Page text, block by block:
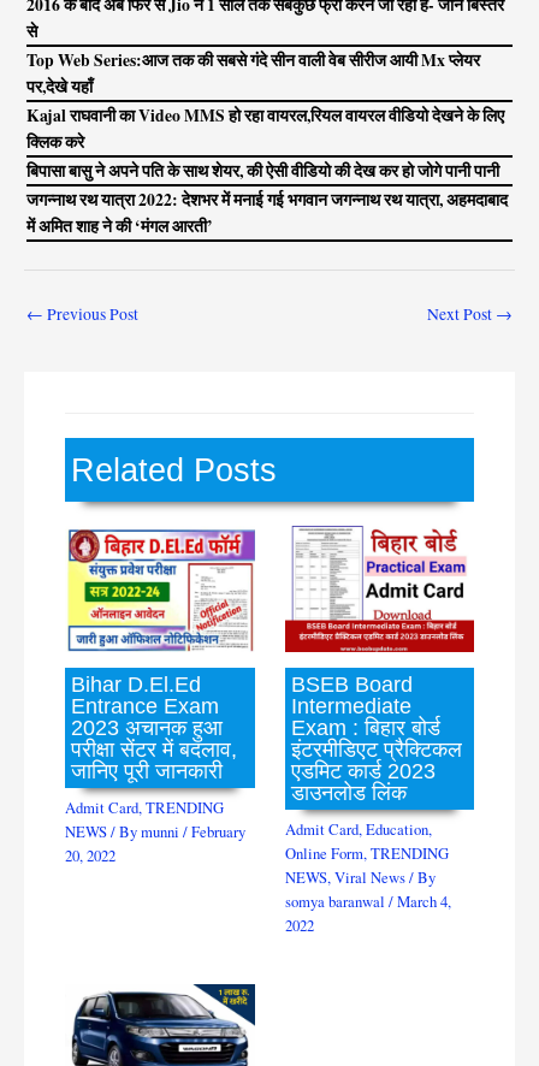
2016 के बाद अब फिर से Jio ने 1 साल तक सबकुछ फ्री करने जा रहा है- जाने बिस्तर
से
Top Web Series:आज तक की सबसे गंदे सीन वाली वेब सीरीज आयी Mx प्लेयर
पर,देखे यहाँ
Kajal राघवानी का Video MMS हो रहा वायरल,रियल वायरल वीडियो देखने के लिए
क्लिक करे
बिपासा बासु ने अपने पति के साथ शेयर, की ऐसी वीडियो की देख कर हो जोगे पानी पानी
जगन्नाथ रथ यात्रा 2022: देशभर में मनाई गई भगवान जगन्नाथ रथ यात्रा, अहमदाबाद
में अमित शाह ने की ‘मंगल आरती’
← Previous Post Next Post →
Related Posts
Bihar D.El.Ed
Entrance Exam
2023 अचानक हुआ
परीक्षा सेंटर में बदलाव,
जानिए पूरी जानकारी
Admit Card,TRENDING
NEWS/ Bymunni/February
20, 2022
BSEB Board
Intermediate
Exam : बिहार बोर्ड
इंटरमीडिएट प्रैक्टिकल
एडमिट कार्ड 2023
डाउनलोड लिंक
Admit Card,Education,
Online Form,TRENDING
NEWS,Viral News/ By
somya baranwal /March 4,
2022